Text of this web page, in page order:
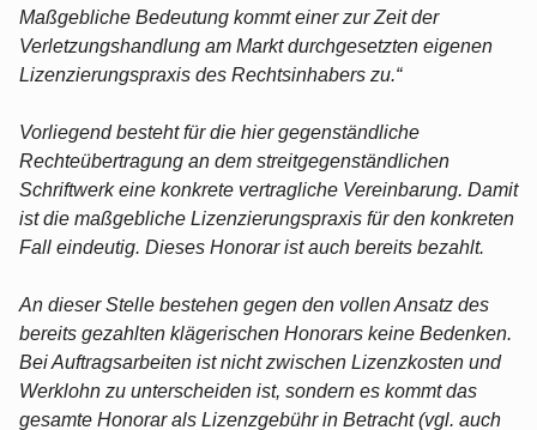
Maßgebliche Bedeutung kommt einer zur Zeit der
Verletzungshandlung am Markt durchgesetzten eigenen
Lizenzierungspraxis des Rechtsinhabers zu.“
Vorliegend besteht für die hier gegenständliche
Rechteübertragung an dem streitgegenständlichen
Schriftwerk eine konkrete vertragliche Vereinbarung. Damit
ist die maßgebliche Lizenzierungspraxis für den konkreten
Fall eindeutig. Dieses Honorar ist auch bereits bezahlt.
An dieser Stelle bestehen gegen den vollen Ansatz des
bereits gezahlten klägerischen Honorars keine Bedenken.
Bei Auftragsarbeiten ist nicht zwischen Lizenzkosten und
Werklohn zu unterscheiden ist, sondern es kommt das
gesamte Honorar als Lizenzgebühr in Betracht (vgl. auch